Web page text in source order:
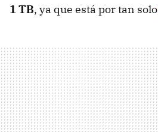
1 TB, ya que está por tan solo